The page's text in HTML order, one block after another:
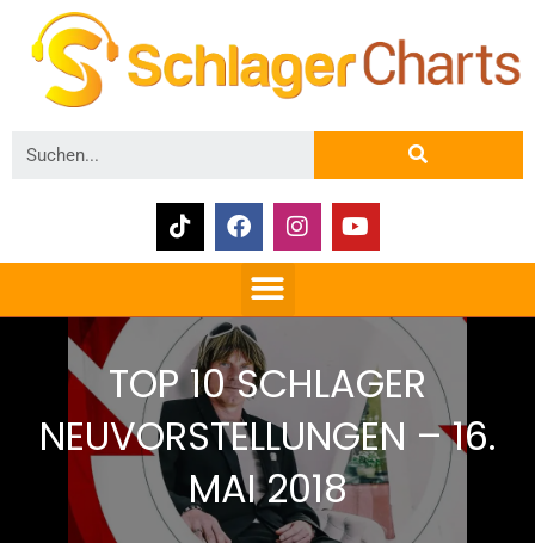
TOP 10 SCHLAGER
NEUVORSTELLUNGEN – 16.
MAI 2018